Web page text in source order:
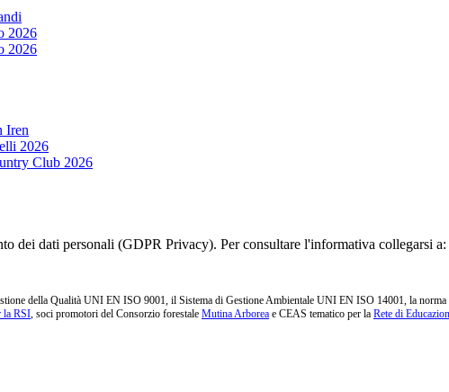
2026
2026
Iren
2026
Club 2026
dei dati personali (GDPR Privacy). Per consultare l'informativa collegarsi a:
della Qualità UNI EN ISO 9001, il Sistema di Gestione Ambientale UNI EN ISO 14001, la
la RSI, soci promotori del Consorzio forestale Mutina Arborea e CEAS tematico per la Rete di